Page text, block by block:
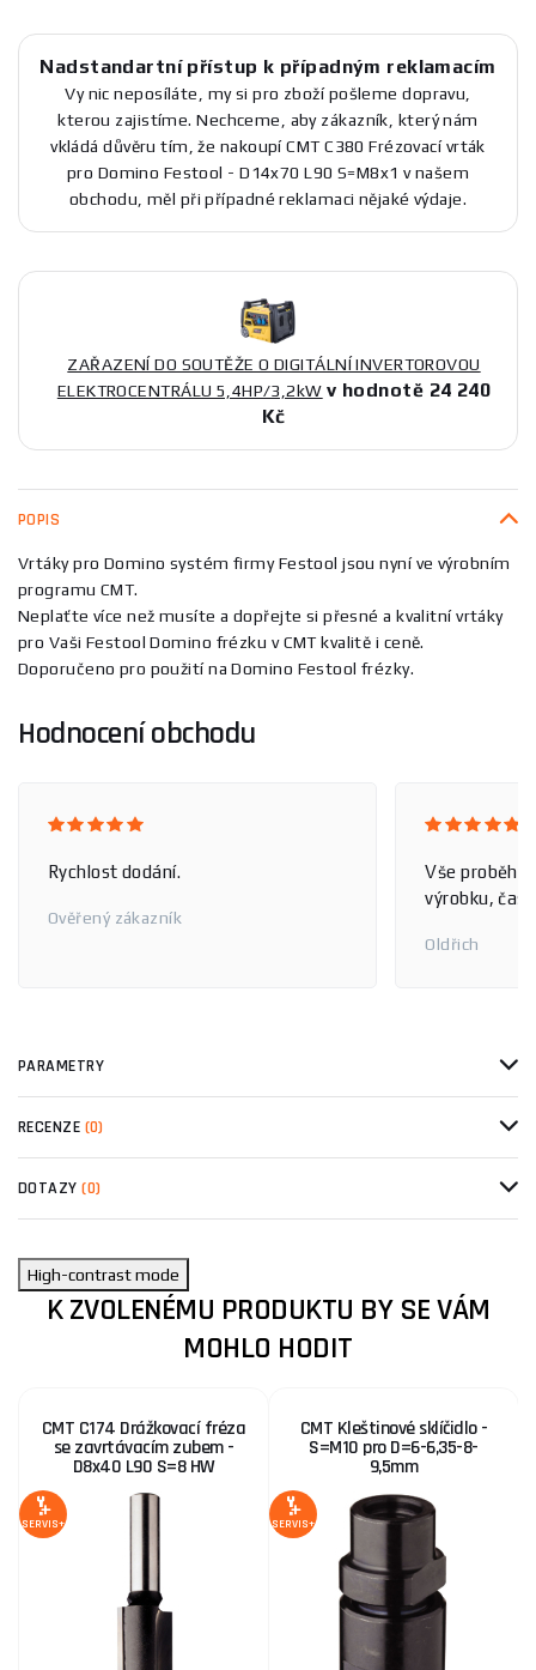
Nadstandartní přístup k případným reklamacím
Vy nic neposíláte, my si pro zboží pošleme dopravu,
kterou zajistíme. Nechceme, aby zákazník, který nám
vkládá důvěru tím, že nakoupí CMT C380 Frézovací vrták
pro Domino Festool - D14x70 L90 S=M8x1 v našem
obchodu, měl při případné reklamaci nějaké výdaje.
ZAŘAZENÍ DO SOUTĚŽE O DIGITÁLNÍ INVERTOROVOU
ELEKTROCENTRÁLU 5,4HP/3,2kW v hodnotě 24 240
Kč
POPIS
Vrtáky pro Domino systém firmy Festool jsou nyní ve výrobním
programu CMT.
Neplaťte více než musíte a dopřejte si přesné a kvalitní vrtáky
pro Vaši Festool Domino frézku v CMT kvalitě i ceně.
Doporučeno pro použití na Domino Festool frézky.
Hodnocení obchodu
Rychlost dodání.
Ověřený zákazník
Vše
výrobku, čas
Oldřich
PARAMETRY
RECENZE (0)
DOTAZY(0)
High-contrast mode
K ZVOLENÉMU PRODUKTU BY SE VÁM
MOHLO HODIT
CMT C174 Drážkovací fréza
se zavrtávacím zubem -
D8x40 L90 S=8 HW
SERVIS+
CMT Kleštinové sklíčidlo -
S=M10 pro D=6-6,35-8-
9,5mm
SERVIS+